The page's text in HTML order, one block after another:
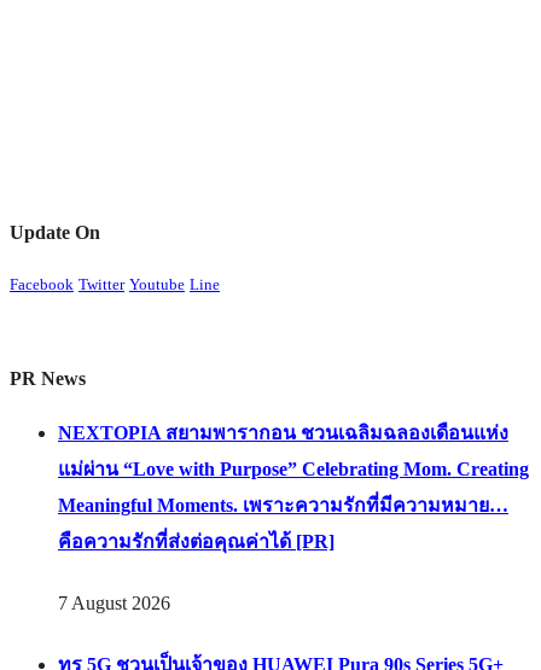
Update On
Facebook Twitter Youtube Line
PR News
NEXTOPIA สยามพารากอน ชวนเฉลิมฉลองเดือนแห่ง
แม่ผ่าน “Love with Purpose” Celebrating Mom. Creating
Meaningful Moments. เพราะความรักที่มีความหมาย…
คือความรักที่ส่งต่อคุณค่าได้ [PR]
7 August 2026
ทรู 5G ชวนเป็นเจ้าของ HUAWEI Pura 90s Series 5G+